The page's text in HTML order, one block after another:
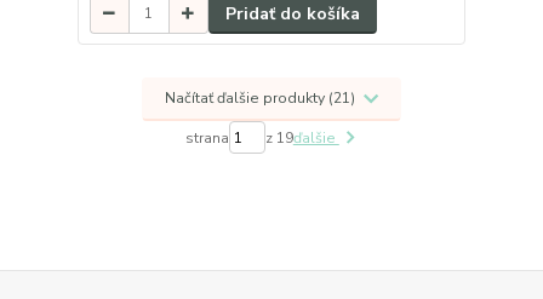
Pridať do košíka
Načítať ďalšie produkty (21)
strana z 19ďalšie